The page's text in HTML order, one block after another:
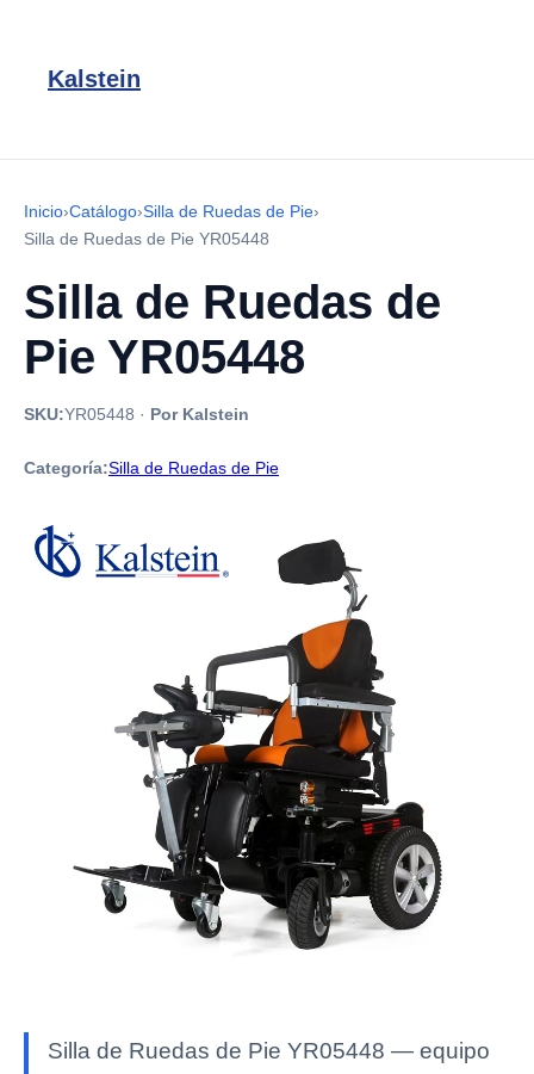
Kalstein
Inicio›Catálogo›Silla de Ruedas de Pie›
Silla de Ruedas de Pie YR05448
Silla de Ruedas de
Pie YR05448
SKU:YR05448 · Por Kalstein
Categoría:Silla de Ruedas de Pie
Silla de Ruedas de Pie YR05448 — equipo